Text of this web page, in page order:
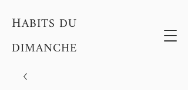
HABITS DU
DIMANCHE